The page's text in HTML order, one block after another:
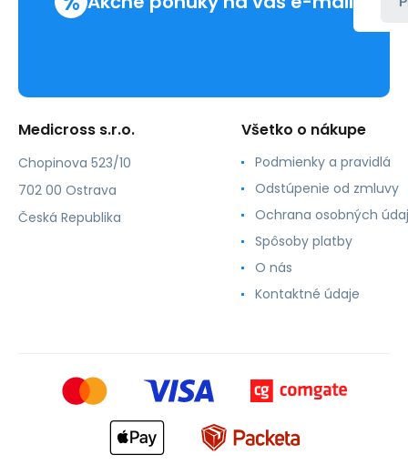
Medicross s.r.o.
Chopinova 523/10
702 00 Ostrava
Česká Republika
Všetko o nákupe
Podmienky a pravidlá
Odstúpenie od zmluvy
Ochrana osobných
Spôsoby platby
O nás
Kontaktné údaje